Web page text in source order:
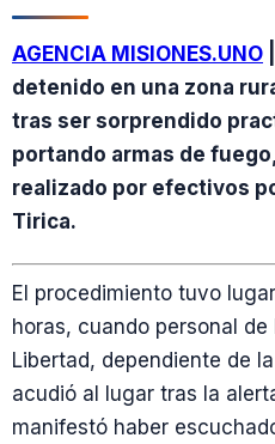
AGENCIA MISIONES.UNO
detenido en una zona
tras ser sorprendido
portando armas de
realizado por efectivos
Tirica.
El procedimiento tuvo
horas, cuando personal
Libertad, dependiente de
acudió al lugar tras la
manifestó haber